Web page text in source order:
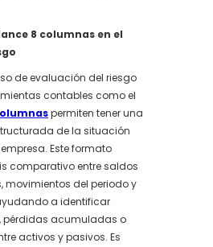
8 columnas en el
de evaluación del riesgo
contables como el
permiten tener una
de la situación
Este formato
comparativo entre saldos
movimientos del periodo y
a identificar
pérdidas acumuladas o
activos y pasivos. Es